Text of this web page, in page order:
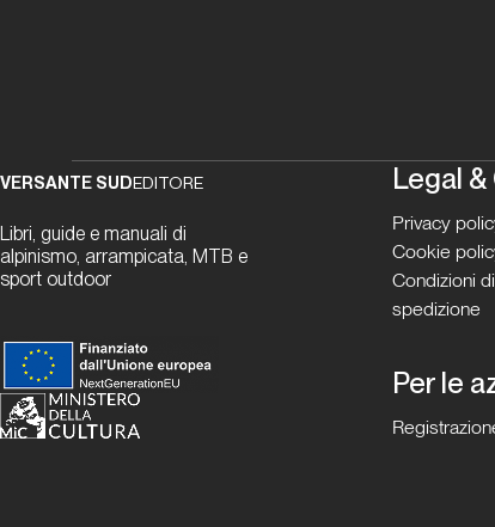
VERSANTE SUDEDITORE
Libri, guide e manuali di
alpinismo, arrampicata, MTB e
sport outdoor
Legal
Privacy
Cookie
Condizioni
spedizione
Per le